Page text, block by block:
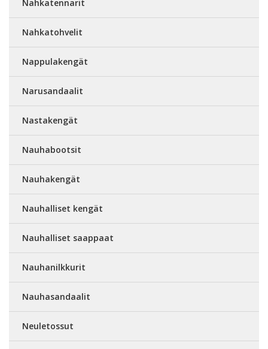
Nahkatennarit
Nahkatohvelit
Nappulakengät
Narusandaalit
Nastakengät
Nauhabootsit
Nauhakengät
Nauhalliset kengät
Nauhalliset saappaat
Nauhanilkkurit
Nauhasandaalit
Neuletossut